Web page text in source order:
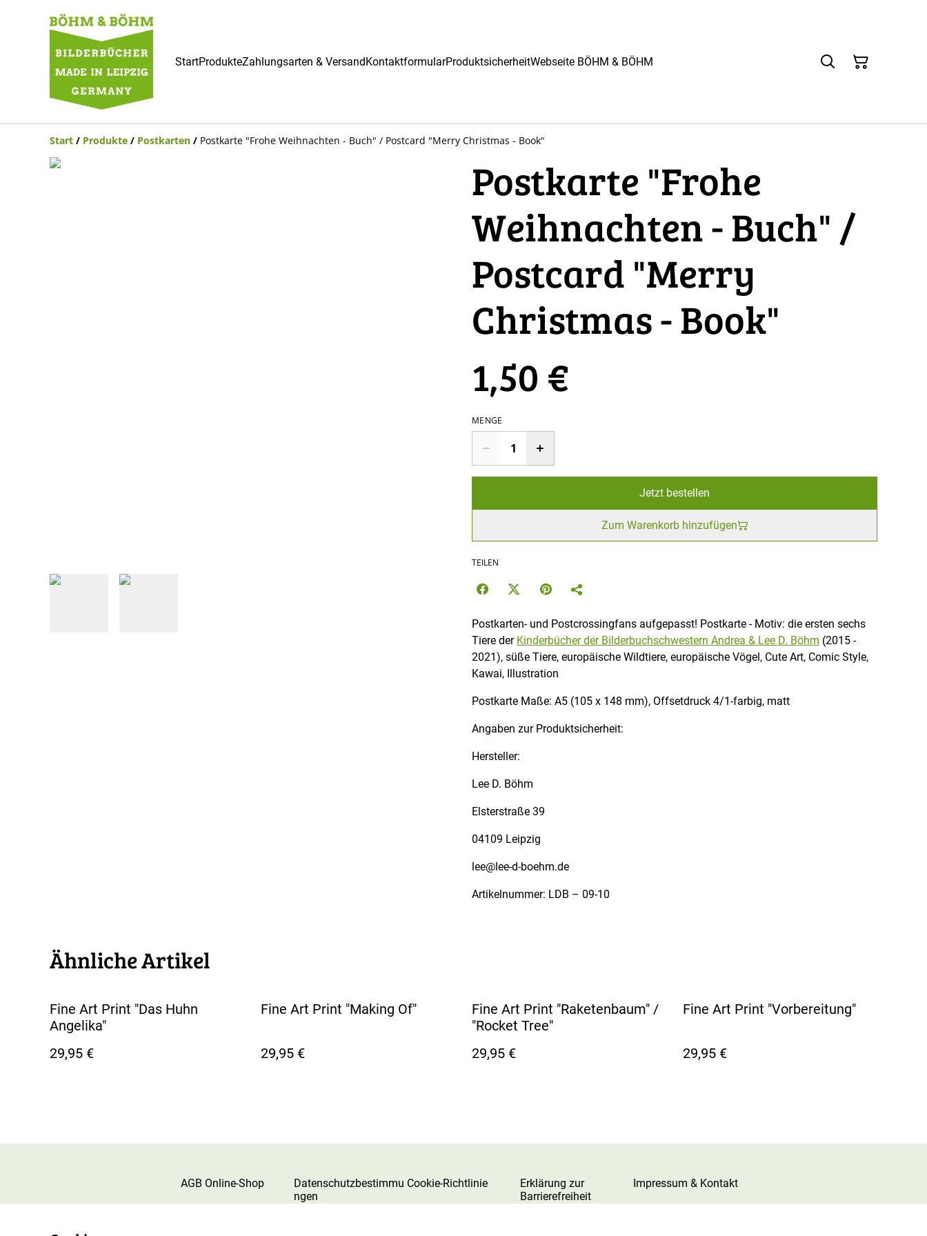
StartProdukteZahlungsarten & Versand KontaktformularProduktsicherheitWebseite BÖHM & BÖHM
Start / Produkte / Postkarten / Postkarte "Frohe Weihnachten - Buch" / Postcard "Merry Christmas - Book"
Postkarte "Frohe
Weihnachten - Buch" /
Postcard "Merry
Christmas - Book"
1,50 €
MENGE
Jetzt bestellen
Zum Warenkorb hinzufügen
TEILEN
Postkarten- und Postcrossingfans aufgepasst! Postkarte - Motiv: die ersten sechs
Tiere der Kinderbücher der Bilderbuchschwestern Andrea & Lee D. Böhm (2015 -
2021), süße Tiere, europäische Wildtiere, europäische Vögel, Cute Art, Comic Style,
Kawai, Illustration
Postkarte Maße: A5 (105 x 148 mm), Offsetdruck 4/1-farbig, matt
Angaben zur Produktsicherheit:
Hersteller:
Lee D. Böhm
Elsterstraße 39
04109 Leipzig
lee@lee-d-boehm.de
Artikelnummer: LDB – 09-10
Ähnliche Artikel
Fine Art Print "Das Huhn
Angelika"
29,95 €
Fine Art Print "Making Of"
29,95 €
Fine Art Print "Raketenbaum" /
"Rocket Tree"
29,95 €
Fine Art Print "Vorbereitung"
29,95 €
AGB Online-Shop
Datenschutzbestimmu
ngen
Cookie-Richtlinie
Erklärung zur
Barrierefreiheit
Impressum & Kontakt